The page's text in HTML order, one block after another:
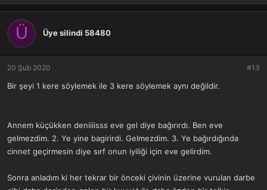
p
k
l
e
r
Ü Üye silindi 58480
20 Şub 2020 #13
Bir şeyi 1 kere söylemek ile 3 kere söylemek aynı değildir.
Annem küçükken deniiiisss eve gel diye bağırırdı. Ben eve
gelmezdim. 2. Ye yine bagirirdi. Gelmezdim. 3. Ye bağırdığında
cinnet geçirmesin diye sırf onun iyiliği için eve gelirdim.
Sonra anladım ki her tekrar bir önceki çivinin üzerine vurulan darbe